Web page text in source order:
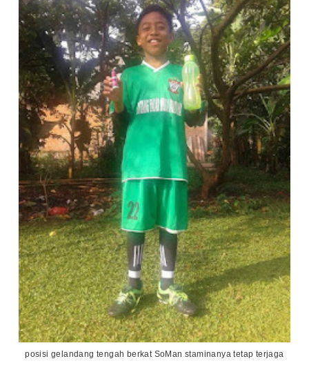
posisi gelandang tengah berkat SoManstaminanya tetap terjaga